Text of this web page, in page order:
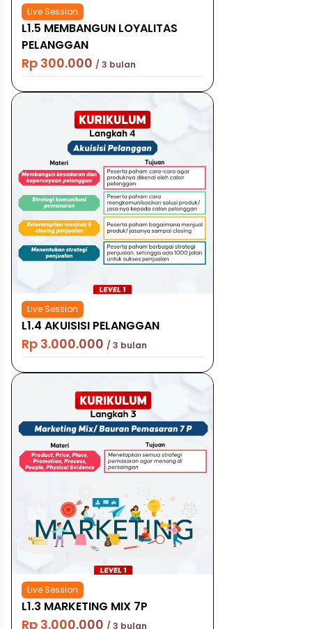
Live Session
L1.5 MEMBANGUN LOYALITAS
PELANGGAN
Rp 300.000 / 3 bulan
Live Session
L1.4 AKUISISI PELANGGAN
Rp 3.000.000 / 3 bulan
Live Session
L1.3 MARKETING MIX 7P
Rp 3.000.000 / 3 bulan